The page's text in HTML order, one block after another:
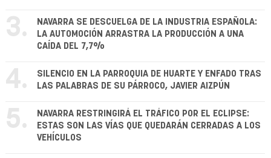
3.
NAVARRA SE DESCUELGA DE LA INDUSTRIA ESPAÑOLA:
LA AUTOMOCIÓN ARRASTRA LA PRODUCCIÓN A UNA
CAÍDA DEL 7,7%
4.
SILENCIO EN LA PARROQUIA DE HUARTE Y ENFADO TRAS
LAS PALABRAS DE SU PÁRROCO, JAVIER AIZPÚN
5.
NAVARRA RESTRINGIRÁ EL TRÁFICO POR EL ECLIPSE:
ESTAS SON LAS VÍAS QUE QUEDARÁN CERRADAS A LOS
VEHÍCULOS